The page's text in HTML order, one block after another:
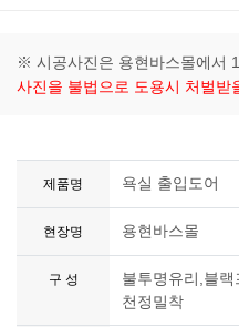
※ 시공사진은 용현바스몰에서
사진을 불법으로 도용시 처벌받
제품명 욕실 출입도어
현장명 용현바스몰
구 성
불투명유리,블랙
천정밀착